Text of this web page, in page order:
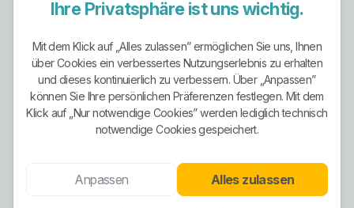
Tarif wird auf der Übersichtsseite mit exakt
derselben Formulierung beschrieben. Gerade bei
EnerPlus Strom steht der Kombinationsnutzen mit
Nachtstrom im Vordergrund. Wer daraus blind
macht, dass jede Tariflinie identisch kommuniziert
wird, schreibt schlampigen Standardbrei.
EnerBest Strom ist die Grundversorgung und
gleichzeitig als Basistarif positioniert. Der Tarif wird
Ihre Privatsphäre ist uns wichtig.
Mit dem Klick auf „Alles zulassen” ermöglichen Sie uns, Ihnen
über Cookies ein verbessertes Nutzungserlebnis zu erhalten
und dieses kontinuierlich zu verbessern. Über „Anpassen”
können Sie Ihre persönlichen Präferenzen festlegen. Mit dem
Klick auf „Nur notwendige Cookies” werden lediglich technisch
notwendige Cookies gespeichert.
Anpassen Alles zulassen